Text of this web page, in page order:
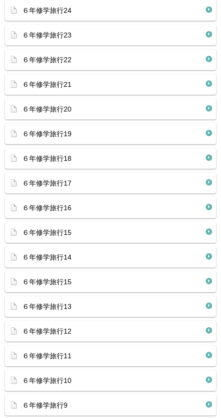
６年修学旅行24
６年修学旅行23
６年修学旅行22
６年修学旅行21
６年修学旅行20
６年修学旅行19
６年修学旅行18
６年修学旅行17
６年修学旅行16
６年修学旅行15
６年修学旅行14
６年修学旅行15
６年修学旅行13
６年修学旅行12
６年修学旅行11
６年修学旅行10
６年修学旅行9